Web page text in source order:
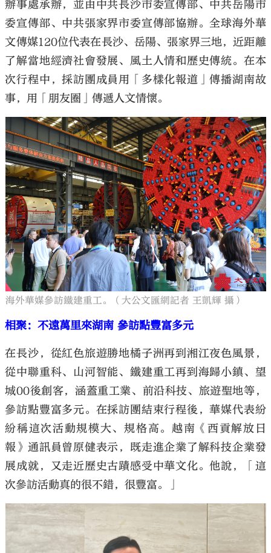
辦事處承辦，並由中共長沙市委宣傳部、中共岳陽市
委宣傳部、中共張家界市委宣傳部協辦。全球海外華
文傳媒120位代表在長沙、岳陽、張家界三地，近距離
了解當地經濟社會發展、風土人情和歷史傳統。在本
次行程中，採訪團成員用「多樣化報道」傳播湖南故
事，用「朋友圈」傳遞人文情懷。
海外華媒參訪鐵建重工。（大公文匯網記者 王凱輝 攝）
相聚：不遠萬里來湖南 參訪點豐富多元
在長沙，從紅色旅遊勝地橘子洲再到湘江夜色風景，
從中聯重科、山河智能、鐵建重工再到海歸小鎮、望
城00後創客，涵蓋重工業、前沿科技、旅遊聖地等，
參訪點豐富多元。在採訪團結束行程後，華媒代表紛
紛稱這次活動規模大、規格高。越南《西貢解放日
報》通訊員曾原健表示，既走進企業了解科技企業發
展成就，又走近歷史古蹟感受中華文化。他說，「這
次參訪活動真的很不錯，很豐富。」